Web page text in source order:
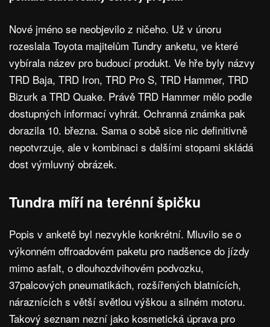
Nové jméno se neobjevilo z ničeho. Už v únoru
rozeslala Toyota majitelům Tundry anketu, ve které
vybírala název pro budoucí produkt. Ve hře byly názvy
TRD Baja, TRD Iron, TRD Pro S, TRD Hammer, TRD
Bizurk a TRD Quake. Právě TRD Hammer mělo podle
dostupných informací vyhrát. Ochranná známka pak
dorazila 10. března. Sama o sobě sice nic definitivně
nepotvrzuje, ale v kombinaci s dalšími stopami skládá
dost výmluvný obrázek.
Tundra míří na terénní špičku
Popis v anketě byl nezvykle konkrétní. Mluvilo se o
výkonném offroadovém paketu pro nadšence do jízdy
mimo asfalt, o dlouhozdvihovém podvozku,
37palcových pneumatikách, rozšířených blatnících,
náraznících s větší světlou výškou a silném motoru.
Takový seznam nezní jako kosmetická úprava pro